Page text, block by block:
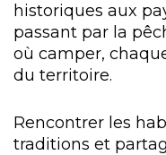
historiques aux
passant par la
où camper,
du territoire.
Rencontrer les
traditions et